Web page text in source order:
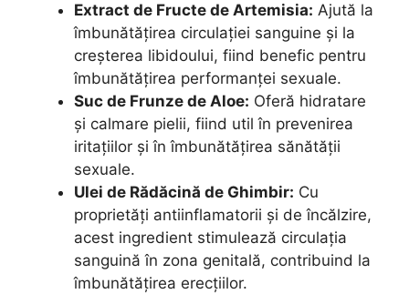
Extract de Fructe de Artemisia: Ajută la
îmbunătățirea circulației sanguine și la
creșterea libidoului, fiind benefic pentru
îmbunătățirea performanței sexuale.
Suc de Frunze de Aloe: Oferă hidratare
și calmare pielii, fiind util în prevenirea
iritațiilor și în îmbunătățirea sănătății
sexuale.
Ulei de Rădăcină de Ghimbir: Cu
proprietăți antiinflamatorii și de încălzire,
acest ingredient stimulează circulația
sanguină în zona genitală, contribuind la
îmbunătățirea erecțiilor.